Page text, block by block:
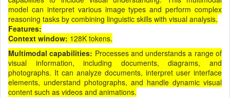
model can interpret various image types and perform complex
reasoning tasks by combining linguistic skills with visual analysis.
Features:
Context window: 128K tokens.
Multimodal capabilities: Processes and understands a range of
visual information, including documents, diagrams, and
photographs. It can analyze documents, interpret user interface
elements, understand photographs, and handle dynamic visual
content such as videos and animations.